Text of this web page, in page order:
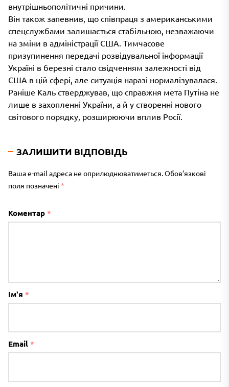
внутрішньополітичні причини.
Він також запевнив, що співпраця з американськими
спецслужбами залишається стабільною, незважаючи
на зміни в адміністрації США. Тимчасове
призупинення передачі розвідувальної інформації
Україні в березні стало свідченням залежності від
США в цій сфері, але ситуація наразі нормалізувалася.
Раніше Каль стверджував, що справжня мета Путіна не
лише в захопленні України, а й у створенні нового
світового порядку, розширюючи вплив Росії.
ЗАЛИШИТИ ВІДПОВІДЬ
Ваша e-mail адреса не оприлюднюватиметься.Обов’язкові
поля позначені *
Коментар *
Ім'я *
Email *